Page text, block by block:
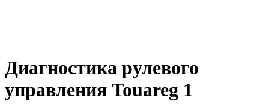
Диагностика рулевого
управления Touareg 1